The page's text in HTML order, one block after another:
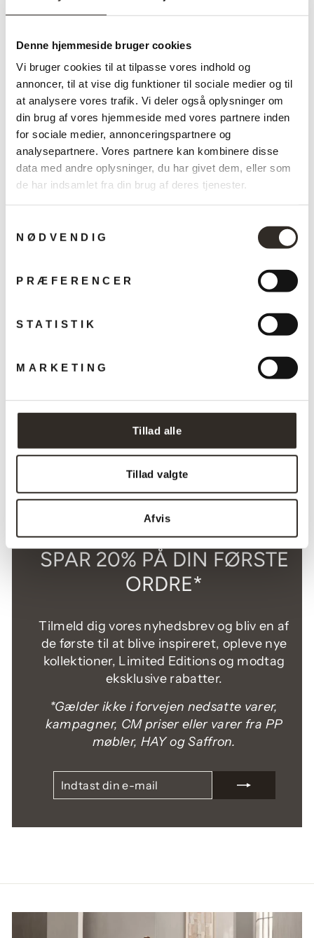
Denne hjemmeside bruger cookies
Vi bruger cookies til at tilpasse vores indhold og
annoncer, til at vise dig funktioner til sociale medier og til
at analysere vores trafik. Vi deler også oplysninger om
din brug af vores hjemmeside med vores partnere inden
for sociale medier, annonceringspartnere og
analysepartnere. Vores partnere kan kombinere disse
data med andre oplysninger, du har givet dem, eller som
de har indsamlet fra din brug af deres tjenester.
NØDVENDIG
PRÆFERENCER
STATISTIK
MARKETING
Tillad alle
Tillad valgte
Afvis
Dybde:16 cm
Materialer:Lakeret stål/messing | Lakeret børstet aluminium
Måske du også kan lide?
Trombone bordlampe
SPAR 20% PÅ DIN FØRSTE
ORDRE*
Tilmeld dig vores nyhedsbrev og bliv en af
de første til at blive inspireret, opleve nye
kollektioner, Limited Editions og modtag
eksklusive rabatter.
*Gælder ikke i forvejen nedsatte varer,
kampagner, CM priser eller varer fra PP
møbler, HAY og Saffron.
E-